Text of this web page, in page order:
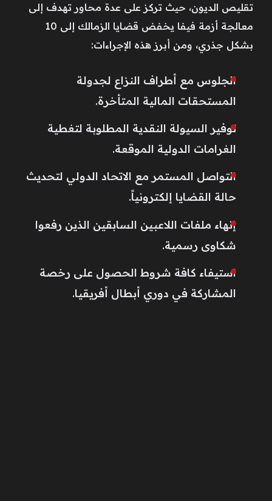
تقليص الديون، حيث تركز على عدة محاور تهدف إلى
معالجة أزمة فيفا يخفض قضايا الزمالك إلى 10
بشكل جذري، ومن أبرز هذه الإجراءات:
الجلوس مع أطراف النزاع لجدولة
المستحقات المالية المتأخرة.
توفير السيولة النقدية المطلوبة لتغطية
الغرامات الدولية الموقعة.
التواصل المستمر مع الاتحاد الدولي لتحديث
حالة القضايا إلكترونياً.
إنهاء ملفات اللاعبين السابقين الذين رفعوا
شكاوى رسمية.
استيفاء كافة شروط الحصول على رخصة
المشاركة في دوري أبطال أفريقيا.